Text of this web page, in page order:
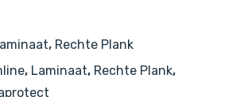
, Rechte Plank
, Laminaat, Rechte Plank,